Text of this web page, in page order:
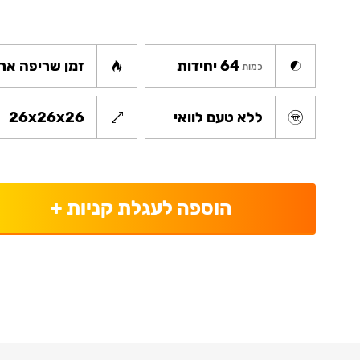
כמות 64 יחידות זמן שריפה
ללא טעם לוואי 26x26x26
הוספה לעגלת קניות +